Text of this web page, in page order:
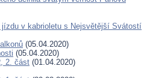
v kabrioletu s Nejsvětější Svátostí
(05.04.2020)
(05.04.2020)
2. část (01.04.2020)